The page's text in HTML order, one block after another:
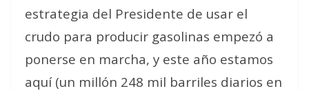
estrategia del Presidente de usar el
crudo para producir gasolinas empezó a
ponerse en marcha, y este año estamos
aquí (un millón 248 mil barriles diarios en